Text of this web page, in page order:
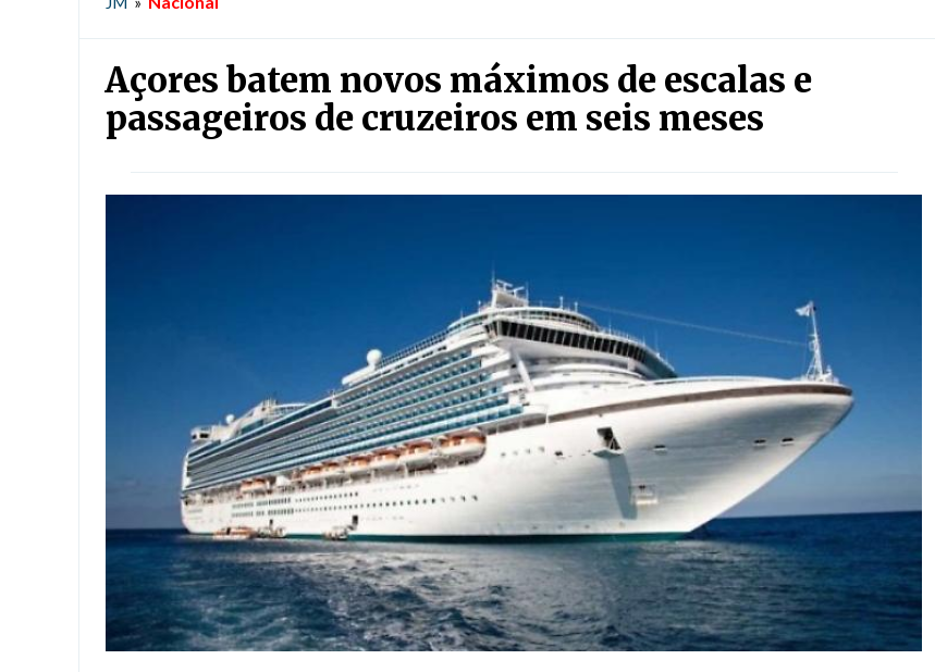
Açores batem novos máximos de escalas e
passageiros de cruzeiros em seis meses